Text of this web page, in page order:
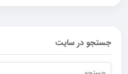
جستجو در سایت